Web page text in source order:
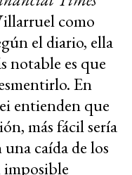
como
el diario, ella
notable es que
En
entienden que
más fácil sería
caída de los
imposible